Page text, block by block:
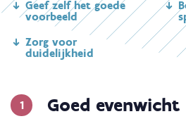
Geef zelf het goede
voorbeeld
Zorg voor
duidelijkheid
Goed evenwicht